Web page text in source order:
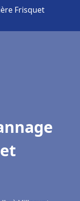
Frisquet